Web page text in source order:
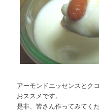
アーモンドエッセンスとク
おススメです。
是非、皆さん作ってみてくだ